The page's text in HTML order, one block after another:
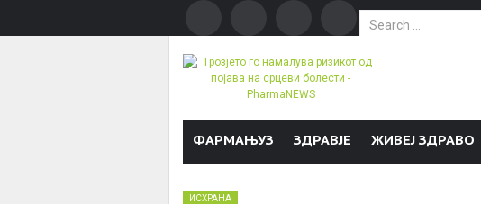
Search for:
ФАРМАЊУЗ ЗДРАВЈЕ ЖИВЕЈ ЗДРАВО
ИСХРАНА